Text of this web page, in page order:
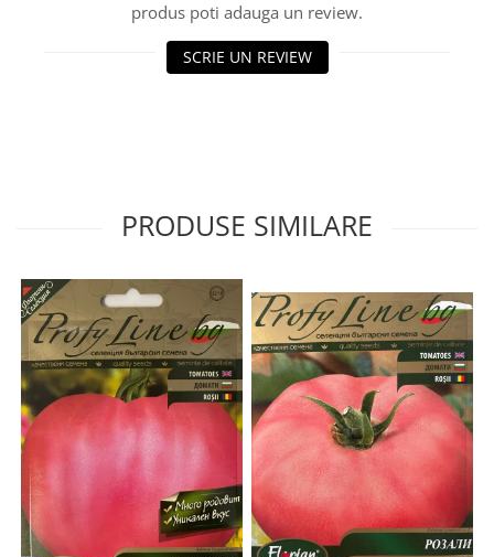
produs poti adauga un review.
SCRIE UN REVIEW
PRODUSE SIMILARE